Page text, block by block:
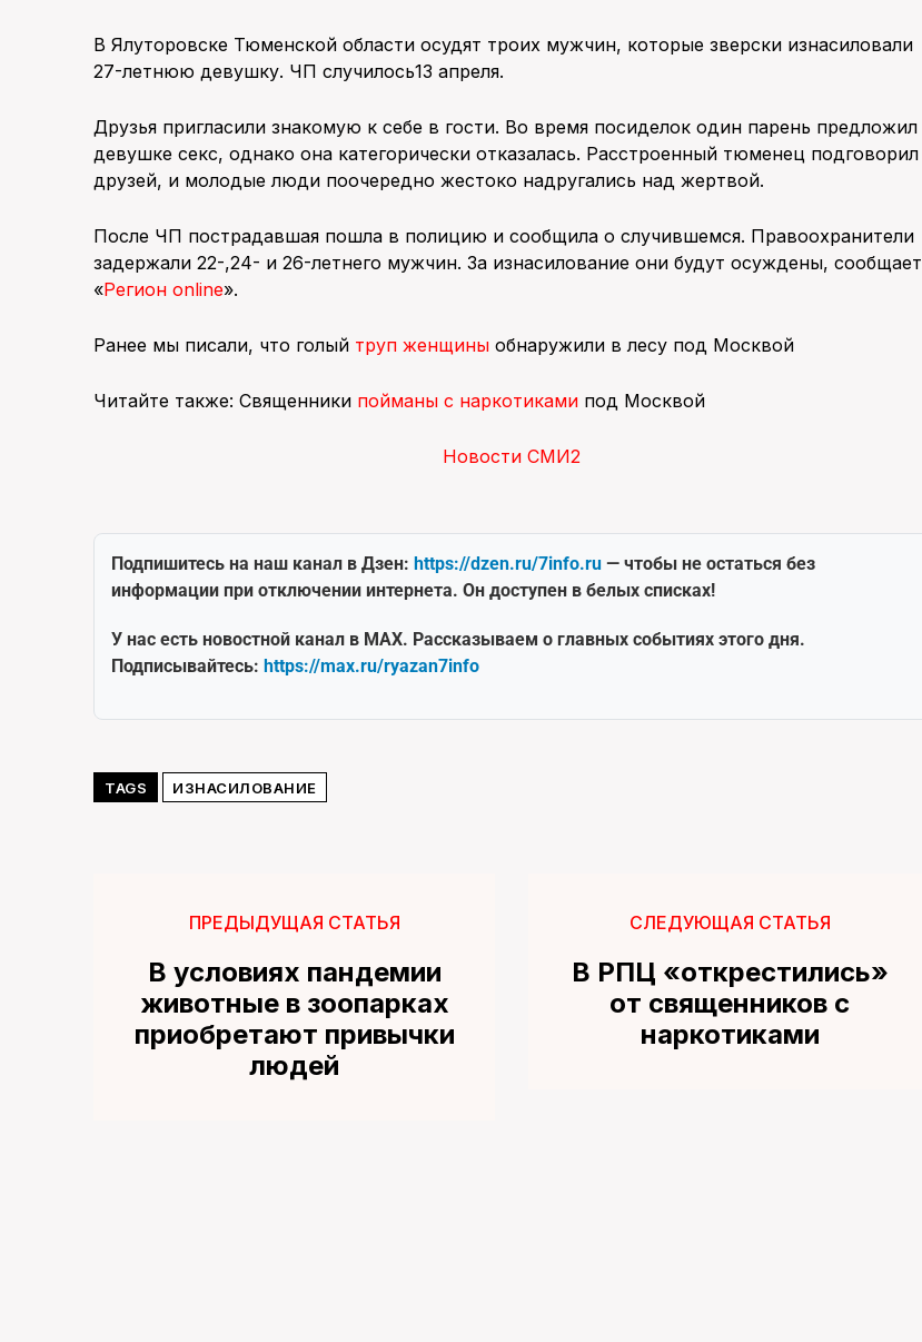
В Ялуторовске Тюменской области осудят троих мужчин, которые зверски изнасиловали
27-летнюю девушку. ЧП случилось13 апреля.
Друзья пригласили знакомую к себе в гости. Во время посиделок один парень предложил
девушке секс, однако она категорически отказалась. Расстроенный тюменец подговорил
друзей, и молодые люди поочередно жестоко надругались над жертвой.
После ЧП пострадавшая пошла в полицию и сообщила о случившемся. Правоохранители
задержали 22-,24- и 26-летнего мужчин. За изнасилование они будут осуждены, сообщает
«Регион online».
Ранее мы писали, что голый труп женщины обнаружили в лесу под Москвой
Читайте также: Священники пойманы с наркотиками под Москвой
Новости СМИ2
Подпишитесь на наш канал в Дзен: https://dzen.ru/7info.ru — чтобы не остаться без
информации при отключении интернета. Он доступен в белых списках!
У нас есть новостной канал в MAX. Рассказываем о главных событиях этого дня.
Подписывайтесь: https://max.ru/ryazan7info
TAGS ИЗНАСИЛОВАНИЕ
ПРЕДЫДУЩАЯ СТАТЬЯ
В условиях пандемии
животные в зоопарках
приобретают привычки
людей
СЛЕДУЮЩАЯ СТАТЬЯ
В РПЦ «открестились»
от священников с
наркотиками